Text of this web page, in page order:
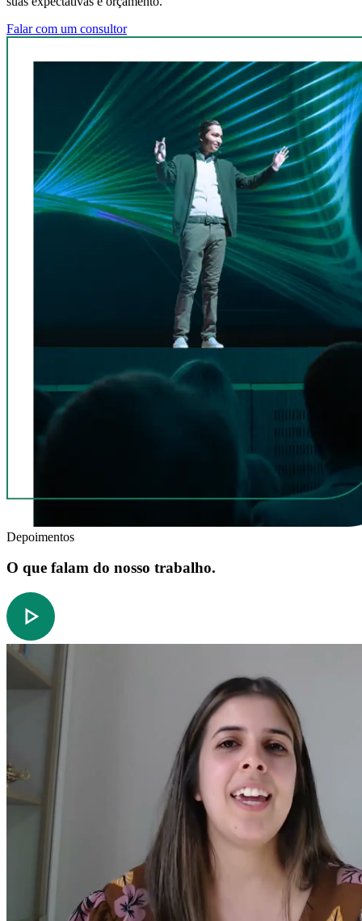
Falar com um consultor
Depoimentos
O que falam do nosso trabalho.